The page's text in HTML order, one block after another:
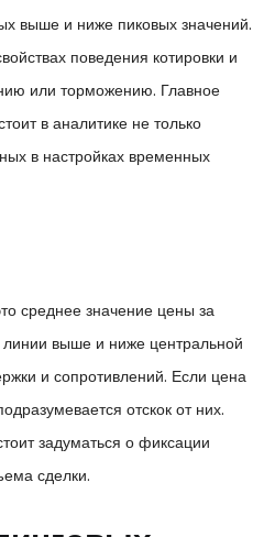
выше и ниже пиковых значений.
поведения котировки и
или торможению. Главное
в аналитике не только
в настройках временных
среднее значение цены за
выше и ниже центральной
и сопротивлений. Если цена
отскок от них.
задуматься о фиксации
сделки.